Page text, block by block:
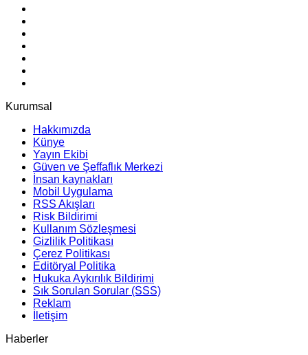
Kurumsal
Hakkımızda
Künye
Yayın Ekibi
Güven ve Şeffaflık Merkezi
İnsan kaynakları
Mobil Uygulama
RSS Akışları
Risk Bildirimi
Kullanım Sözleşmesi
Gizlilik Politikası
Çerez Politikası
Editöryal Politika
Hukuka Aykırılık Bildirimi
Sık Sorulan Sorular (SSS)
Reklam
İletişim
Haberler